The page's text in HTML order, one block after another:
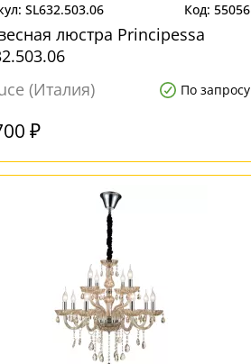
SL632.503.06 55056
люстра Principessa
(Италия)
По запросу
₽